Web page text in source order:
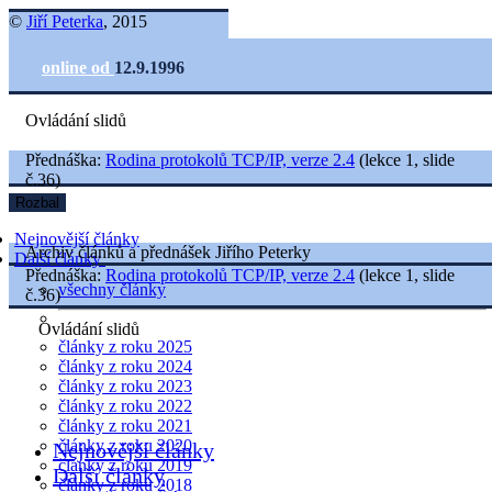
© Jiří Peterka, 2015
online od 12.9.1996
Ovládání slidů
Nejnovější články
Další články
všechny články
články z roku 2025
články z roku 2024
články z roku 2023
články z roku 2022
články z roku 2021
články z roku 2020
články z roku 2019
články z roku 2018
Přednáška: Rodina protokolů TCP/IP, verze 2.4 (lekce 1, slide
č.36)
Rozbal
Archiv článků a přednášek Jiřího Peterky
Přednáška: Rodina protokolů TCP/IP, verze 2.4 (lekce 1, slide
č.36)
Ovládání slidů
Nejnovější články
Další články